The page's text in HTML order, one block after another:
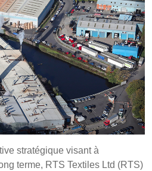
FUTURE FORCES
(1)
FRANCE, ITALY,
MOROCCO,
PORTUGAL, SPAIN
& TUNISIA
HOLLAND
stratégique visant à
terme, RTS Textiles Ltd (RTS)